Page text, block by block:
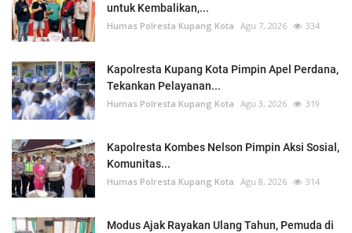
untuk Kembalikan,...
Humas Polresta Kupang Kota Agu 7, 2026 334
Kapolresta Kupang Kota Pimpin Apel Perdana,
Tekankan Pelayanan...
Humas Polresta Kupang Kota Agu 3, 2026 319
Kapolresta Kombes Nelson Pimpin Aksi Sosial,
Komunitas...
Humas Polresta Kupang Kota Agu 8, 2026 314
Modus Ajak Rayakan Ulang Tahun, Pemuda di